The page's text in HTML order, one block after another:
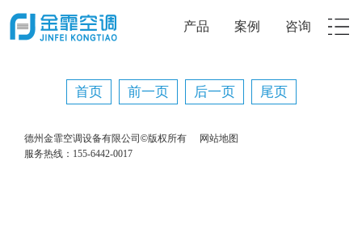
产品 案例 咨询
首页 前一页 后一页 尾页
德州金霏空调设备有限公司©版权所有
网站地图
服务热线：155-6442-0017